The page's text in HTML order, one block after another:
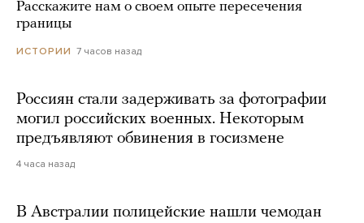
Расскажите нам о своем опыте пересечения
границы
ИСТОРИИ 7 часов назад
Россиян стали задерживать за фотографии
могил российских военных. Некоторым
предъявляют обвинения в госизмене
4 часа назад
В Австралии полицейские нашли чемодан